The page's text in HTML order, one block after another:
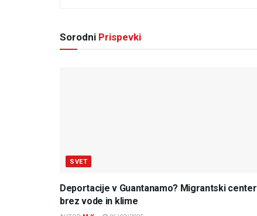
Sorodni Prispevki
SVET
Deportacije v Guantanamo? Migrantski center
brez vode in klime